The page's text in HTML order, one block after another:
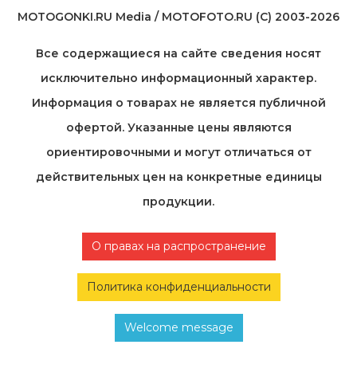
MOTOGONKI.RU Media / MOTOFOTO.RU (C) 2003-2026
Все содержащиеся на cайте сведения носят
исключительно информационный характер.
Информация о товарах не является публичной
офертой. Указанные цены являются
ориентировочными и могут отличаться от
действительных цен на конкретные единицы
продукции.
О правах на распространение
Политика конфиденциальности
Welcome message